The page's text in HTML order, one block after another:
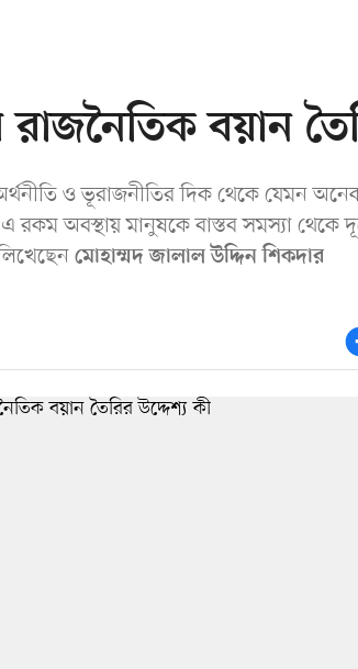
বয়ান
ও ভূরাজনীতির দিক থেকে যেমন
অবস্থায় মানুষকে বাস্তব সমস্যা থেকে
মোহাম্মদ জালাল উদ্দিন শিকদার